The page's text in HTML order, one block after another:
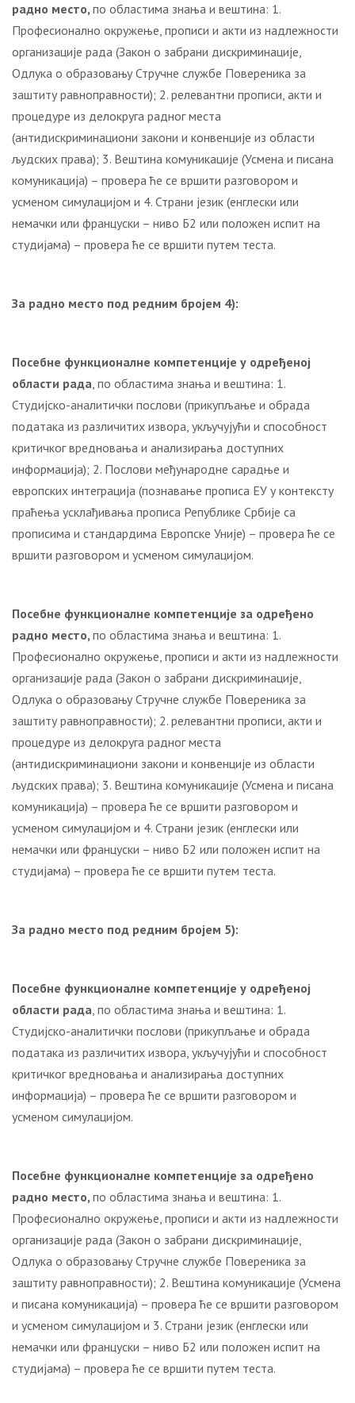
радно место, по областима знања и вештина: 1.
Професионално окружење, прописи и акти из надлежности
организације рада (Закон о забрани дискриминације,
Одлука о образовању Стручне службе Повереника за
заштиту равноправности); 2. релевантни прописи, акти и
процедуре из делокруга радног места
(антидискриминациони закони и конвенције из области
људских права); 3. Вештина комуникације (Усмена и писана
комуникација) – провера ће се вршити разговором и
усменом симулацијом и 4. Страни језик (енглески или
немачки или француски – ниво Б2 или положен испит на
студијама) – провера ће се вршити путем теста.
За радно место под редним бројем 4):
Посебне функционалне компетенције у одређеној
области рада, по областима знања и вештина: 1.
Студијско-аналитички послови (прикупљање и обрада
података из различитих извора, укључујући и способност
критичког вредновања и анализирања доступних
информација); 2. Послови међународне сарадње и
европских интеграција (познавање прописа ЕУ у контексту
праћења усклађивања прописа Републике Србије са
прописима и стандардима Европске Уније) – провера ће се
вршити разговором и усменом симулацијом.
Посебне функционалне компетенције за одређено
радно место, по областима знања и вештина: 1.
Професионално окружење, прописи и акти из надлежности
организације рада (Закон о забрани дискриминације,
Одлука о образовању Стручне службе Повереника за
заштиту равноправности); 2. релевантни прописи, акти и
процедуре из делокруга радног места
(антидискриминациони закони и конвенције из области
људских права); 3. Вештина комуникације (Усмена и писана
комуникација) – провера ће се вршити разговором и
усменом симулацијом и 4. Страни језик (енглески или
немачки или француски – ниво Б2 или положен испит на
студијама) – провера ће се вршити путем теста.
За радно место под редним бројем 5):
Посебне функционалне компетенције у одређеној
области рада, по областима знања и вештина: 1.
Студијско-аналитички послови (прикупљање и обрада
података из различитих извора, укључујући и способност
критичког вредновања и анализирања доступних
информација) – провера ће се вршити разговором и
усменом симулацијом.
Посебне функционалне компетенције за одређено
радно место, по областима знања и вештина: 1.
Професионално окружење, прописи и акти из надлежности
организације рада (Закон о забрани дискриминације,
Одлука о образовању Стручне службе Повереника за
заштиту равноправности); 2. Вештина комуникације (Усмена
и писана комуникација) – провера ће се вршити разговором
и усменом симулацијом и 3. Страни језик (енглески или
немачки или француски – ниво Б2 или положен испит на
студијама) – провера ће се вршити путем теста.